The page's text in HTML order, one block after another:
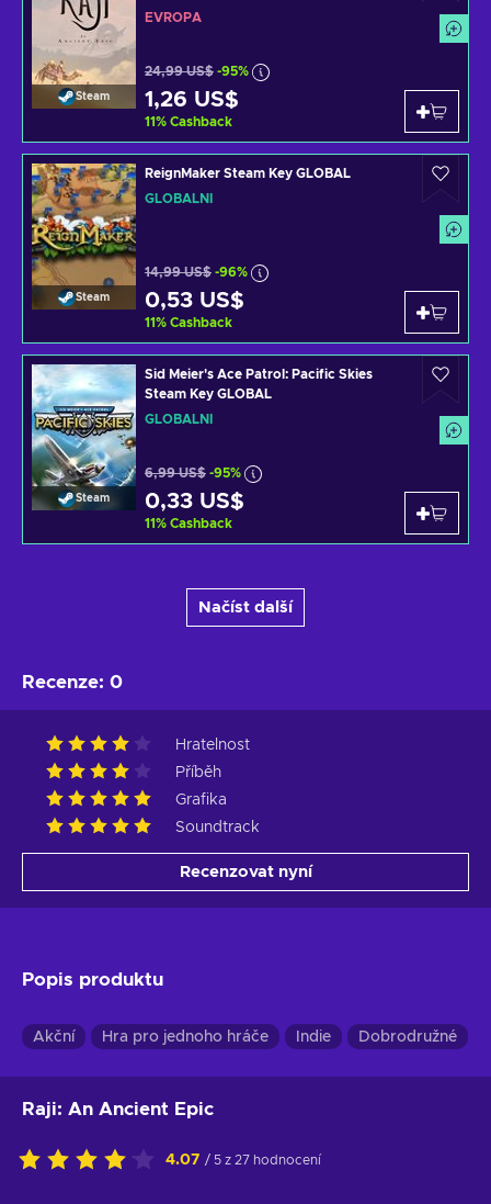
Steam
EVROPA
24,99 US$ -95%
1,26 US$
11% Cashback
Steam
ReignMaker Steam Key GLOBAL
GLOBÁLNÍ
14,99 US$ -96%
0,53 US$
11% Cashback
Steam
Sid Meier's Ace Patrol: Pacific Skies
Steam Key GLOBAL
GLOBÁLNÍ
6,99 US$ -95%
0,33 US$
11% Cashback
Načíst další
Recenze: 0
Hratelnost
Příběh
Grafika
Soundtrack
Recenzovat nyní
Popis produktu
Akční Hra pro jednoho hráče Indie Dobrodružné
Raji: An Ancient Epic
4.07 / 5 z 27 hodnocení